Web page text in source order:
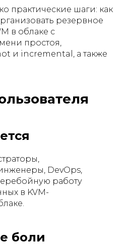
практические шаги: как
резервное
в облаке с
простоя,
и incremental, а также
DevOps,
работу
в KVM-
боли